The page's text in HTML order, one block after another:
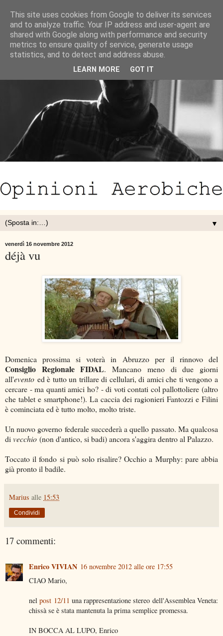
▼
venerdì 16 novembre 2012
déjà vu
Domenica prossima si voterà in Abruzzo per il rinnovo del
Consiglio Regionale FIDAL. Mancano meno di due giorni
all'evento ed è tutto un trillare di cellulari, di amici che ti vengono a
cercare - ma quanti amici ho? - di voti contati col pallottoliere (altro
che tablet e smartphone!). La caccia dei ragionieri Fantozzi e Filini
è cominciata ed è tutto molto, molto triste.
Un nuovo governo federale succederà a quello passato. Ma qualcosa
di vecchio (non d'antico, si badi) ancora s'aggira dentro al Palazzo.
Toccato il fondo si può solo risalire? Occhio a Murphy: pare abbia
già pronto il badile.
Marius alle 15:53
Condividi
17 commenti:
Enrico VIVIAN 16 novembre 2012 alle ore 17:55
CIAO Mario,
nelpost 12/11 una rappresentazione stereo dell'Assemblea Veneta:
chissà se è stata mantenuta la prima semplice promessa.
IN BOCCA AL LUPO, Enrico
This site uses cookies from Google to deliver its services
and to analyze traffic. Your IP address and user-agent are
shared with Google along with performance and security
metrics to ensure quality of service, generate usage
statistics, and to detect and address abuse.
LEARN MORE GOT IT